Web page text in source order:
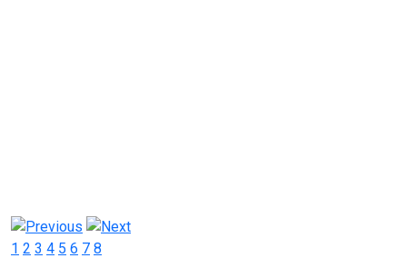
1 2 3 4 5 6 7 8